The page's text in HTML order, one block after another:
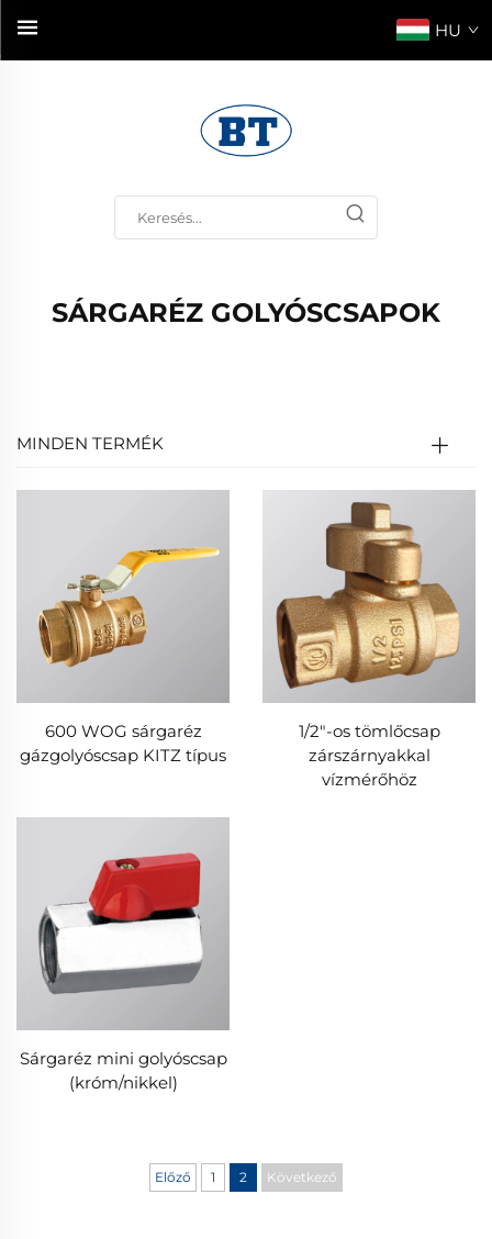
HU
SÁRGARÉZ GOLYÓSCSAPOK
MINDEN TERMÉK
600 WOG sárgaréz
gázgolyóscsap KITZ típus
1/2"-os tömlőcsap
zárszárnyakkal
vízmérőhöz
Sárgaréz mini golyóscsap
(króm/nikkel)
Előző 1 2 Következő